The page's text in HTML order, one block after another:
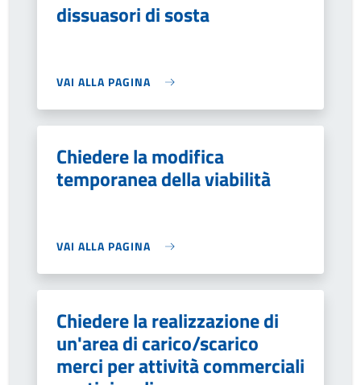
dissuasori di sosta
VAI ALLA PAGINA
Chiedere la modifica
temporanea della viabilità
VAI ALLA PAGINA
Chiedere la realizzazione di
un'area di carico/scarico
merci per attività commerciali